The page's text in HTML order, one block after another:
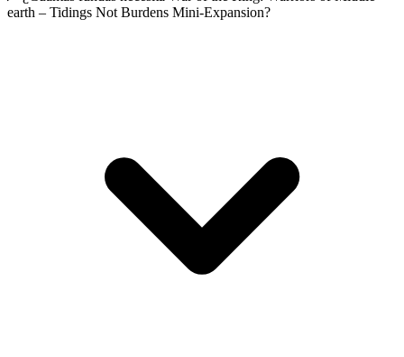
earth – Tidings Not Burdens Mini-Expansion?